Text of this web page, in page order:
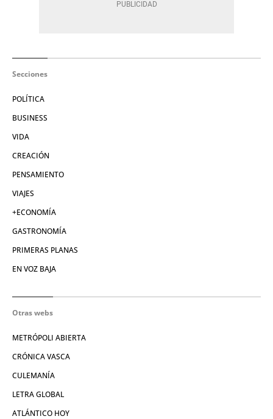
Secciones
POLÍTICA
BUSINESS
VIDA
CREACIÓN
PENSAMIENTO
VIAJES
+ECONOMÍA
GASTRONOMÍA
PRIMERAS PLANAS
EN VOZ BAJA
Otras webs
METRÓPOLI ABIERTA
CRÓNICA VASCA
CULEMANÍA
LETRA GLOBAL
ATLÁNTICO HOY